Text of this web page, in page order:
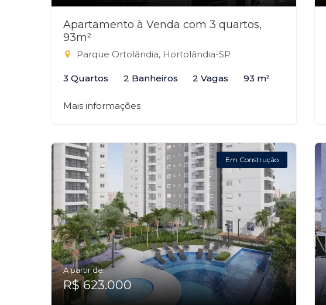
Apartamento à Venda com 3 quartos,
93m²
Parque Ortolândia, Hortolândia-SP
3 Quartos 2 Banheiros 2 Vagas 93 m²
Mais informações
Em Construção
A partir de:
R$ 623.000